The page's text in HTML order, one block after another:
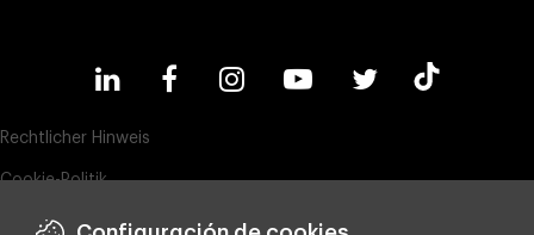
Rechtlicher Hinweis
Cookie-Politik
Datenschutz